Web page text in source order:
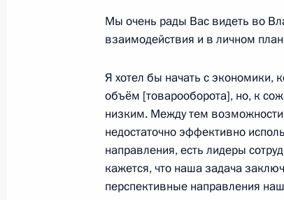
Образован Координационный
Национальной стратегии
11 сентября 2012 года, 09:30
10 сентября 2012 года,
Телефонный разговор с
Меркель
Мы очень рады Вас видеть во
взаимодействия и в личном
Я хотел бы начать с экономики,
объём [товарооборота], но, к
низким. Между тем
недостаточно эффективно
направления, есть лидеры
кажется, что наша задача
перспективные направления